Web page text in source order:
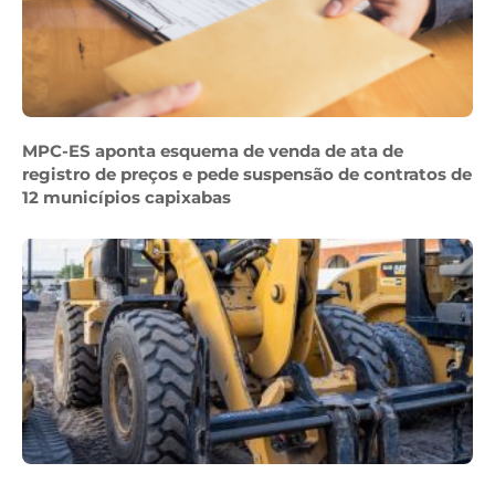
MPC-ES aponta esquema de venda de ata de
registro de preços e pede suspensão de contratos de
12 municípios capixabas